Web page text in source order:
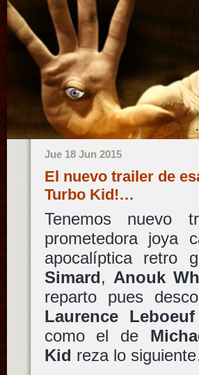
Jue 18 Jun 2015
El nuevo trailer de
Turbo Kid!…
Tenemos nuevo
prometedora joya
apocalíptica retro
Simard, Anouk
reparto pues
Laurence Leboeuf
como el de
Kid reza lo